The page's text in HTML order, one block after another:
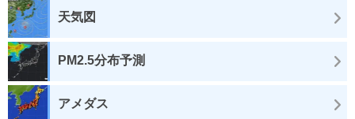
天気図
PM2.5分布予測
アメダス